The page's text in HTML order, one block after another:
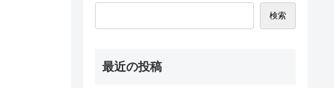
検索
最近の投稿